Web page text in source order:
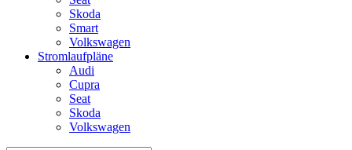
Skoda
Smart
Volkswagen
Stromlaufpläne
Audi
Cupra
Seat
Skoda
Volkswagen